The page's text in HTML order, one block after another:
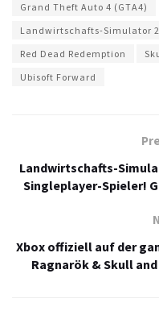
Grand Theft Auto 4 (GTA4)
Landwirtschafts-Simulator
Red Dead Redemption
Ubisoft Forward
Landwirtschafts-
Singleplayer-Spieler!
Xbox offiziell auf der
Ragnarök & Skull